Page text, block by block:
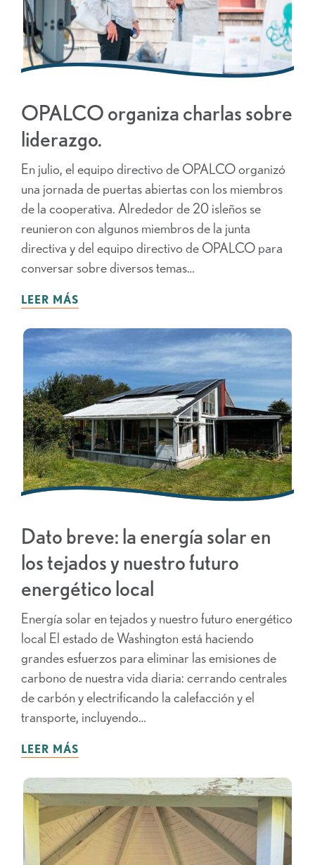
OPALCO organiza charlas sobre
liderazgo.
En julio, el equipo directivo de OPALCO organizó
una jornada de puertas abiertas con los miembros
de la cooperativa. Alrededor de 20 isleños se
reunieron con algunos miembros de la junta
directiva y del equipo directivo de OPALCO para
conversar sobre diversos temas…
LEER MÁS
Dato breve: la energía solar en
los tejados y nuestro futuro
energético local
Energía solar en tejados y nuestro futuro energético
local El estado de Washington está haciendo
grandes esfuerzos para eliminar las emisiones de
carbono de nuestra vida diaria: cerrando centrales
de carbón y electrificando la calefacción y el
transporte, incluyendo…
LEER MÁS